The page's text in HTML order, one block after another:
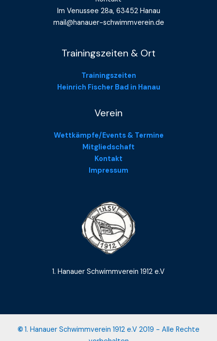
Im Venussee 28a, 63452 Hanau
mail@hanauer-schwimmverein.de
Trainingszeiten & Ort
Trainingszeiten
Heinrich Fischer Bad in Hanau
Verein
Wettkämpfe/Events & Termine
Mitgliedschaft
Kontakt
Impressum
1. Hanauer Schwimmverein 1912 e.V
© 1. Hanauer Schwimmverein 1912 e.V 2019 - Alle Rechte